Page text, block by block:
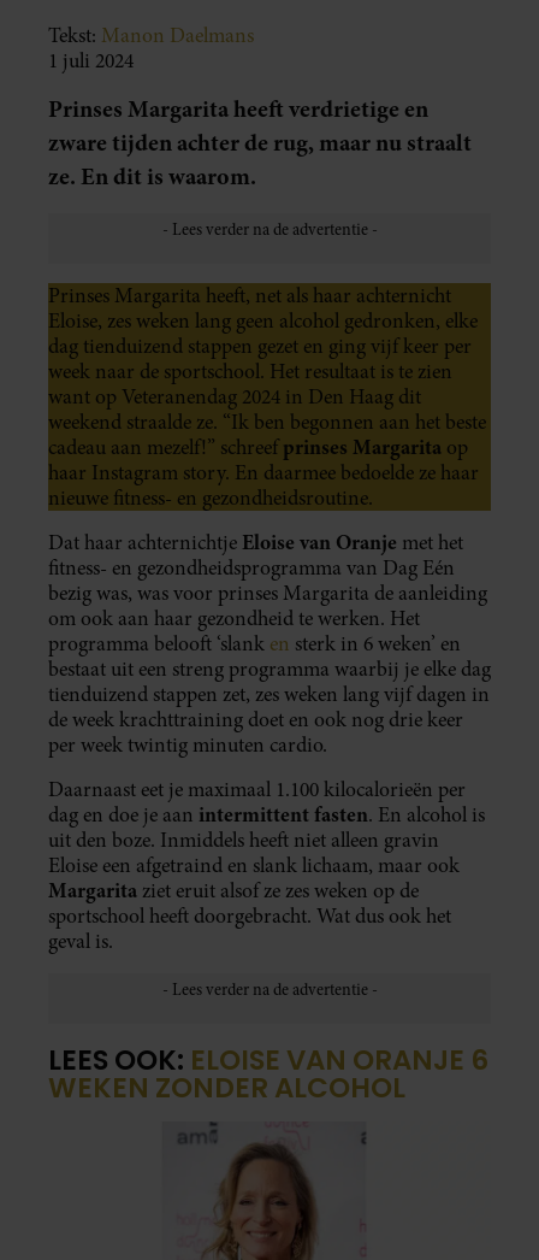
Tekst: Manon Daelmans
1 juli 2024
Prinses Margarita heeft verdrietige en
zware tijden achter de rug, maar nu straalt
ze. En dit is waarom.
Prinses Margarita heeft, net als haar achternicht
Eloise, zes weken lang geen alcohol gedronken, elke
dag tienduizend stappen gezet en ging vijf keer per
week naar de sportschool. Het resultaat is te zien
want op Veteranendag 2024 in Den Haag dit
weekend straalde ze. “Ik ben begonnen aan het beste
cadeau aan mezelf!” schreefprinses Margarita op
haar Instagram story. En daarmee bedoelde ze haar
nieuwe fitness- en gezondheidsroutine.
Dat haar achternichtje Eloise van Oranje met het
fitness- en gezondheidsprogramma van Dag Eén
bezig was, was voor prinses Margarita de aanleiding
om ook aan haar gezondheid te werken. Het
programma belooft ‘slank en sterk in 6 weken’ en
bestaat uit een streng programma waarbij je elke dag
tienduizend stappen zet, zes weken lang vijf dagen in
de week krachttraining doet en ook nog drie keer
per week twintig minuten cardio.
Daarnaast eet je maximaal 1.100 kilocalorieën per
dag en doe je aan intermittent fasten. En alcohol is
uit den boze. Inmiddels heeft niet alleen gravin
Eloise een afgetraind en slank lichaam, maar ook
Margarita ziet eruit alsof ze zes weken op de
sportschool heeft doorgebracht. Wat dus ook het
geval is.
LEES OOK: ELOISE VAN ORANJE 6
WEKEN ZONDER ALCOHOL